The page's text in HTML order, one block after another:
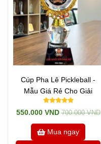
Cúp Pha Lê Pickleball -
Mẫu Giá Rẻ Cho Giải
550.000 VND 700.000 VND
Mua ngay